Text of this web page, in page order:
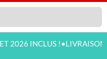
INCLUS !•LIVRAISON